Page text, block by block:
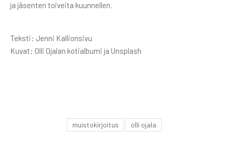
ja jäsenten toiveita kuunnellen.
Teksti: Jenni Kallionsivu
Kuvat: Olli Ojalan kotialbumi ja Unsplash
muistokirjoitus olli ojala